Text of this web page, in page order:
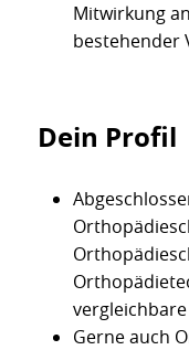
Mitwirkung
bestehender
Dein Profil
Gerne auch